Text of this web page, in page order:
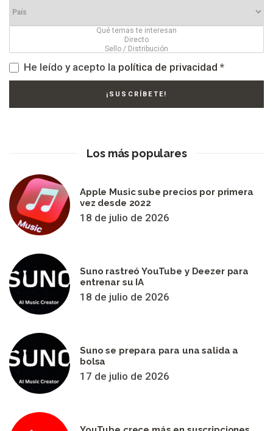
He leído y acepto la política de privacidad *
Los más populares
Apple Music sube precios por primera
vez desde 2022
18 de julio de 2026
Suno rastreó YouTube y Deezer para
entrenar su IA
18 de julio de 2026
Suno se prepara para una salida a
bolsa
17 de julio de 2026